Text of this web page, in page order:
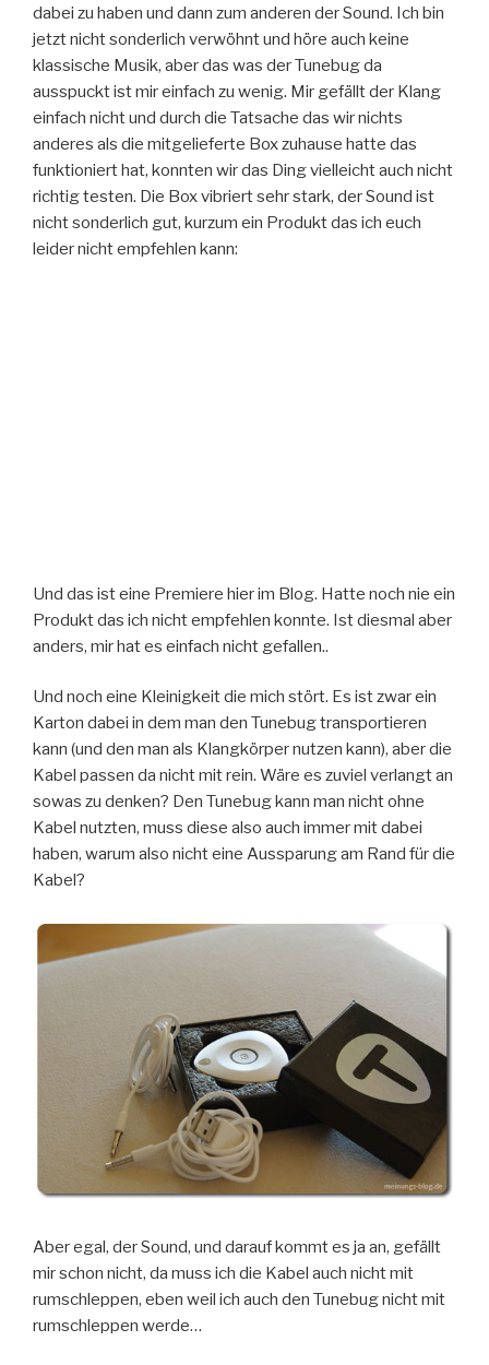
dabei zu haben und dann zum anderen der Sound. Ich bin
jetzt nicht sonderlich verwöhnt und höre auch keine
klassische Musik, aber das was der Tunebug da
ausspuckt ist mir einfach zu wenig. Mir gefällt der Klang
einfach nicht und durch die Tatsache das wir nichts
anderes als die mitgelieferte Box zuhause hatte das
funktioniert hat, konnten wir das Ding vielleicht auch nicht
richtig testen. Die Box vibriert sehr stark, der Sound ist
nicht sonderlich gut, kurzum ein Produkt das ich euch
leider nicht empfehlen kann:
Und das ist eine Premiere hier im Blog. Hatte noch nie ein
Produkt das ich nicht empfehlen konnte. Ist diesmal aber
anders, mir hat es einfach nicht gefallen..
Und noch eine Kleinigkeit die mich stört. Es ist zwar ein
Karton dabei in dem man den Tunebug transportieren
kann (und den man als Klangkörper nutzen kann), aber die
Kabel passen da nicht mit rein. Wäre es zuviel verlangt an
sowas zu denken? Den Tunebug kann man nicht ohne
Kabel nutzten, muss diese also auch immer mit dabei
haben, warum also nicht eine Aussparung am Rand für die
Kabel?
Aber egal, der Sound, und darauf kommt es ja an, gefällt
mir schon nicht, da muss ich die Kabel auch nicht mit
rumschleppen, eben weil ich auch den Tunebug nicht mit
rumschleppen werde…